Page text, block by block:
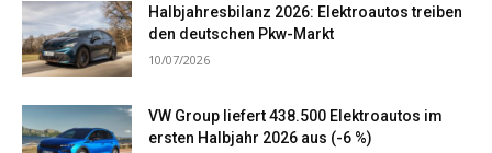
Halbjahresbilanz 2026: Elektroautos treiben
den deutschen Pkw-Markt
10/07/2026
VW Group liefert 438.500 Elektroautos im
ersten Halbjahr 2026 aus (-6 %)